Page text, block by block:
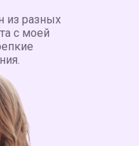
из разных
с моей